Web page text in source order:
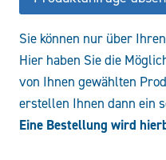
Sie können nur über
Hier haben Sie die
von Ihnen gewählten
erstellen Ihnen dann ein
Eine Bestellung wird